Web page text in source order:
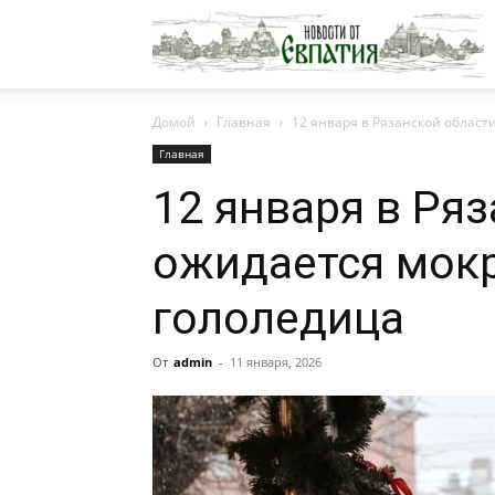
от
Домой Главная 12 января в Рязанской
Главная
12 января в
ожидается
гололедица
От admin - 11 января, 2026